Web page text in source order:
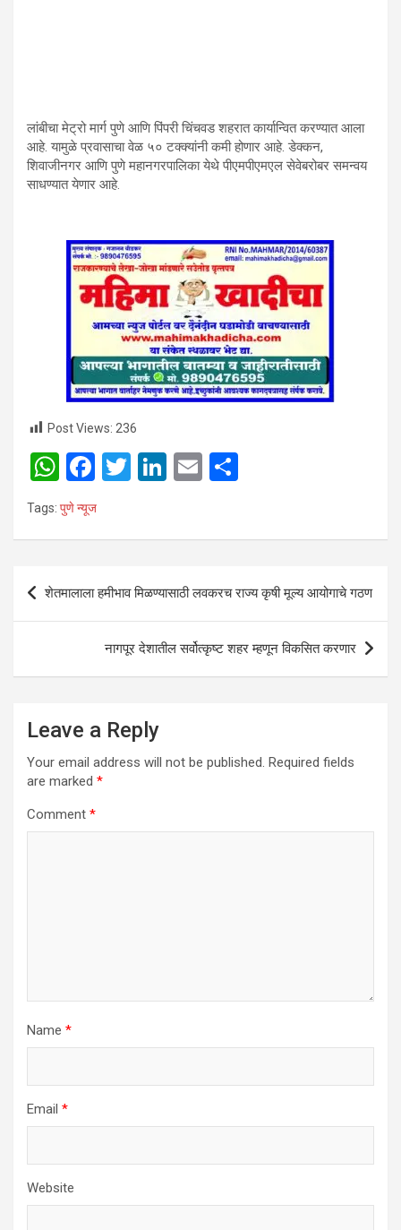
लांबीचा मेट्रो मार्ग पुणे आणि पिंपरी चिंचवड शहरात कार्यान्वित करण्यात आला
आहे. यामुळे प्रवासाचा वेळ ५० टक्क्यांनी कमी होणार आहे. डेक्कन,
शिवाजीनगर आणि पुणे महानगरपालिका येथे पीएमपीएमएल सेवेबरोबर समन्वय
साधण्यात येणार आहे.
Post Views: 236
W
h
at
A
F
a
ce
o
o
k
T
Li
n
E
Tags: पुणे न्यूज
Post
navigation
शेतमालाला हमीभाव मिळण्यासाठी लवकरच राज्य कृषी मूल्य आयोगाचे गठण
नागपूर देशातील सर्वोत्कृष्ट शहर म्हणून विकसित करणार
Leave a Reply
Your email address will not be published. Required fields
are marked *
Comment *
Name *
Email *
Website